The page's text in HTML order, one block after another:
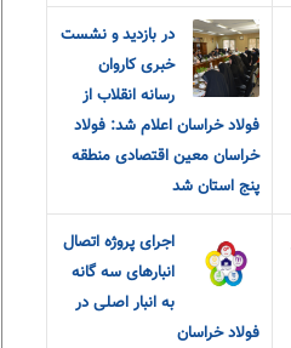
در بازدید و نشست
خبری کاروان
رسانه انقلاب از
فولاد خراسان اعلام شد: فولاد
خراسان معین اقتصادی منطقه
پنج استان شد
اجرای پروژه اتصال
انبارهای سه گانه
به انبار اصلی در
فولاد خراسان